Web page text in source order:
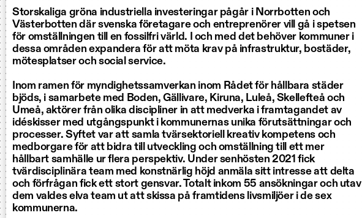
Storskaliga gröna industriella investeringar pågår i Norrbotten och
Västerbotten där svenska företagare och entreprenörer vill gå i spetsen
för omställningen till en fossilfri värld. I och med det behöver kommuner i
dessa områden expandera för att möta krav på infrastruktur, bostäder,
mötesplatser och social service.
Inom ramen för myndighetssamverkan inom Rådet för hållbara städer
bjöds, i samarbete med Boden, Gällivare, Kiruna, Luleå, Skellefteå och
Umeå, aktörer från olika discipliner in att medverka i framtagandet av
idéskisser med utgångspunkt i kommunernas unika förutsättningar och
processer. Syftet var att samla tvärsektoriell kreativ kompetens och
medborgare för att bidra till utveckling och omställning till ett mer
hållbart samhälle ur flera perspektiv. Under senhösten 2021 fick
tvärdisciplinära team med konstnärlig höjd anmäla sitt intresse att delta
och förfrågan fick ett stort gensvar. Totalt inkom 55 ansökningar och utav
dem valdes elva team ut att skissa på framtidens livsmiljöer i de sex
kommunerna.